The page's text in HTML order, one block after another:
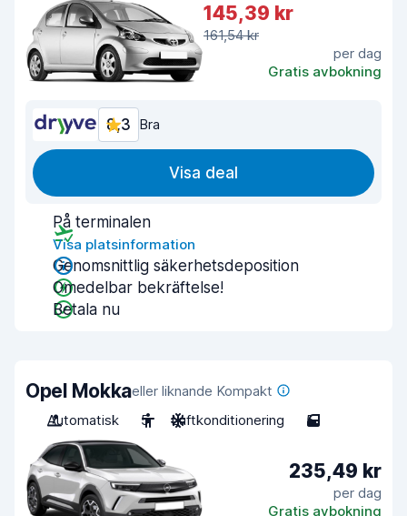
145,39 kr
161,54 kr
per dag
Gratis avbokning
8,3 Bra
Visa deal
På terminalen
Visa platsinformation
Genomsnittlig säkerhetsdeposition
Omedelbar bekräftelse!
Betala nu
Opel Mokkaeller liknande Kompakt
Automatisk
5 Luftkonditionering 5
235,49 kr
per dag
Gratis avbokning